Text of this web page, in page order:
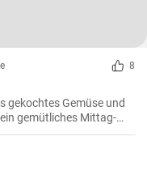
8
gekochtes Gemüse und
gemütliches Mittag-